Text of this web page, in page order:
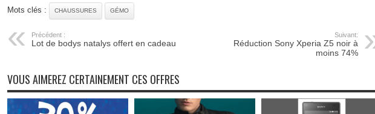
Mots clés : CHAUSSURES GÉMO
Précédent :
Lot de bodys natalys offert en cadeau
Suivant:
Réduction Sony Xperia Z5 noir à
moins 74%
VOUS AIMEREZ CERTAINEMENT CES OFFRES